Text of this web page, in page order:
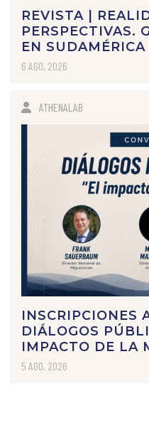
REVISTA |
PERSPECTIVAS.
EN SUDAMÉRICA
6 AGO, 2026
ATHENALAB
INSCRIPCIONES
DIÁLOGOS
IMPACTO DE LA
5 AGO, 2026